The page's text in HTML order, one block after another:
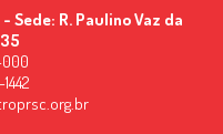
Sede: R. Paulino Vaz da
000